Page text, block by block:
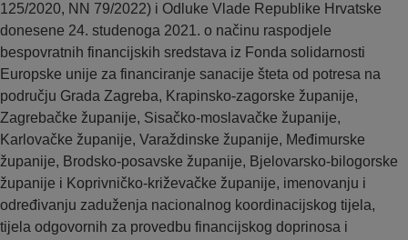
125/2020, NN 79/2022) i Odluke Vlade Republike Hrvatske
donesene 24. studenoga 2021. o načinu raspodjele
bespovratnih financijskih sredstava iz Fonda solidarnosti
Europske unije za financiranje sanacije šteta od potresa na
području Grada Zagreba, Krapinsko-zagorske županije,
Zagrebačke županije, Sisačko-moslavačke županije,
Karlovačke županije, Varaždinske županije, Međimurske
županije, Brodsko-posavske županije, Bjelovarsko-bilogorske
županije i Koprivničko-križevačke županije, imenovanju i
određivanju zaduženja nacionalnog koordinacijskog tijela,
tijela odgovornih za provedbu financijskog doprinosa i